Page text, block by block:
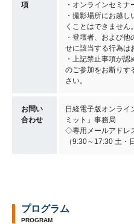
項
・オンラインセミナ
・撮影場所にお越
くことはできません。
・登壇者、および
せに該当する行為は
・上記禁止事項が
のご参加をお断りす
さい。
お問い
合わせ
日経電子版オンライ
ミット」事務局
◇専用メールアドレ
（9:30～17:30 土・
プログラム
PROGRAM